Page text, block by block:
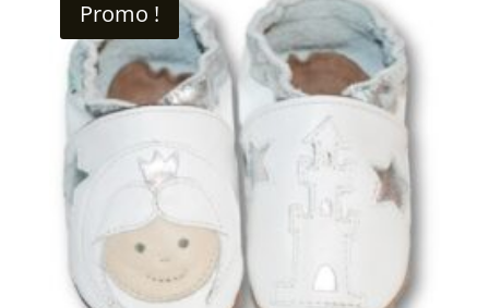
30.90€
Promo !